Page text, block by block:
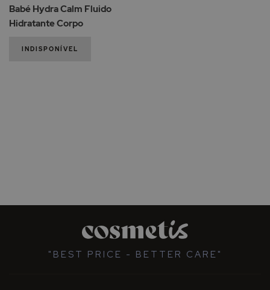
Babé Hydra Calm Fluido
Hidratante Corpo
INDISPONÍVEL
"BEST PRICE - BETTER CARE"